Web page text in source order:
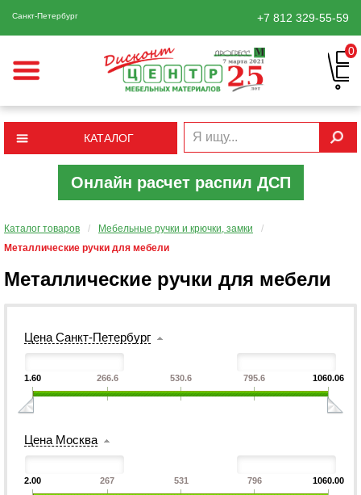
Санкт-Петербург +7 812 329-55-59
0
КАТАЛОГ
Онлайн расчет распил ДСП
Каталог товаров / Мебельные ручки и крючки, замки
/
Металлические ручки для мебели
Металлические ручки для мебели
Цена Санкт-Петербург
1.60 266.6 530.6 795.6 1060.06
Цена Москва
2.00 267 531 796 1060.00